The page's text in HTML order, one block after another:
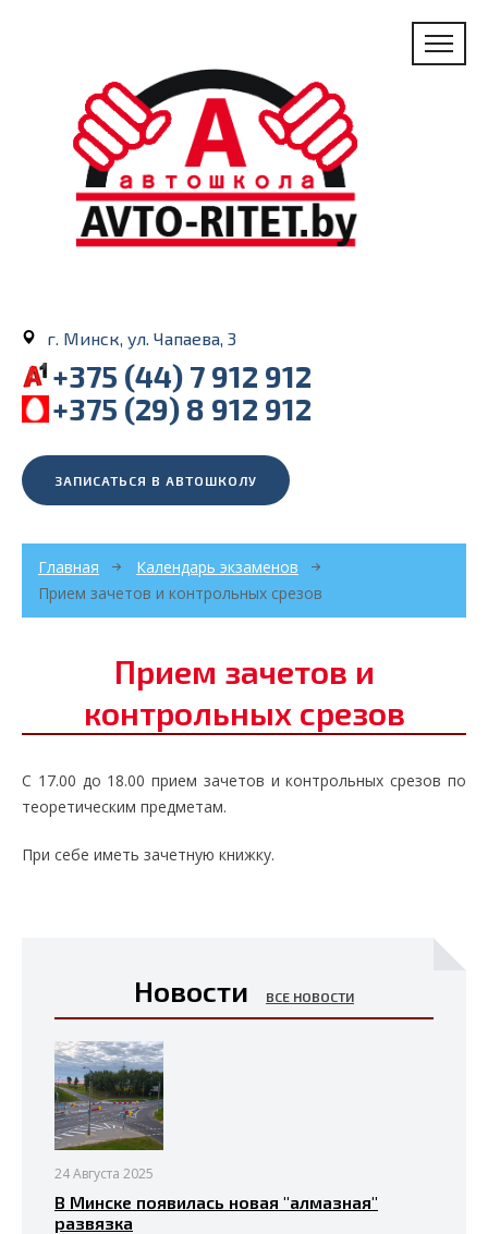
г. Минск, ул. Чапаева, 3
+375 (44) 7 912 912
+375 (29) 8 912 912
ЗАПИСАТЬСЯ В АВТОШКОЛУ
Главная
Календарь экзаменов
Прием зачетов и контрольных срезов
Прием зачетов и
контрольных срезов
С 17.00 до 18.00 прием зачетов и контрольных срезов по
теоретическим предметам.
При себе иметь зачетную книжку.
Новости ВСЕ НОВОСТИ
24 Августа 2025
В Минске появилась новая "алмазная"
развязка